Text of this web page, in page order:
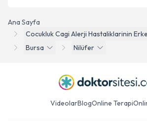
Ana Sayfa
Cocukluk Cagi Alerji Hastaliklarinin
Bursa
Nilüfer
VideolarBlogOnline Terapi